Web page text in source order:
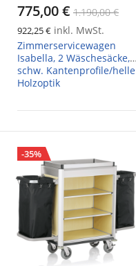
775,00 € 1.190,00 €
922,25 € inkl. MwSt.
Zimmerservicewagen
Isabella, 2 Wäschesäcke,
schw. Kantenprofile/helle
Holzoptik
-35%